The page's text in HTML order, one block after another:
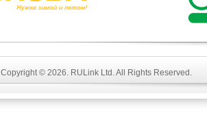
Copyright © 2026. RULink Ltd. All Rights Reserved.